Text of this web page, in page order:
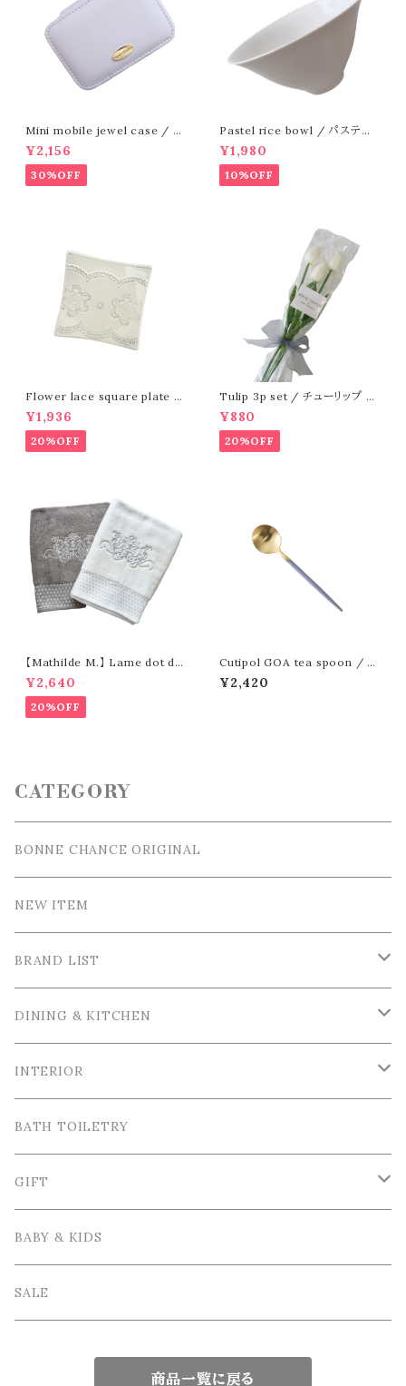
Mini mobile jewel case / ミ
ニ 携帯ジュエルケース
¥2,156
30%OFF
Pastel rice bowl / パステル
ライスボウル
¥1,980
10%OFF
Flower lace square plate /
フラワーレーススクエアプレート
S
¥1,936
20%OFF
Tulip 3p set / チューリップ 3
本セット
¥880
20%OFF
【Mathilde M.】 Lame dot de
sign towel / ラメドットデザイ
ンタオル
¥2,640
20%OFF
Cutipol GOA tea spoon / ク
チポール ゴア ティースプーン ゴ
ールド
¥2,420
CATEGORY
BONNE CHANCE ORIGINAL
NEW ITEM
BRAND LIST
La Ceramica / ラ・セラミカ
Cutipol / クチポール
Bordallo Pinheiro / ボルダロ・ピニェイロ
VIRGINIA CASA / ヴィルジニア・カーサ
DINING & KITCHEN
Tableware / 食器
Tea＆Coffee cup / ティー＆コーヒーカップ
Plate / 皿
Japanese tableware / 和食器
Cutlery / カトラリー
Spoon / スプーン
Fork / フォーク
Table linen / テーブルリネン
Apron / エプロン
Other / その他雑貨
INTERIOR
Tray＆Case /トレイ＆小物入れ
Photo frame / フォトフレーム
Vase / 花瓶
Interior goods / インテリア雑貨
BATH TOILETRY
GIFT
Wrapping / ラッピング
GIFT SET / ギフトセット
BABY & KIDS
SALE
商品一覧に戻る